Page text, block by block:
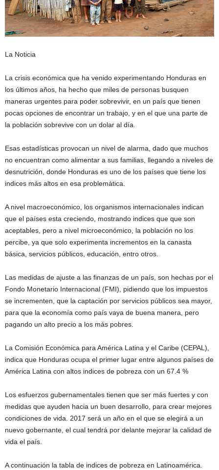
La Noticia
La crisis económica que ha venido experimentando Honduras en
los últimos años, ha hecho que miles de personas busquen
maneras urgentes para poder sobrevivir, en un país que tienen
pocas opciones de encontrar un trabajo, y en el que una parte de
la población sobrevive con un dolar al día.
Esas estadísticas provocan un nivel de alarma, dado que muchos
no encuentran como alimentar a sus familias, llegando a niveles de
desnutrición, donde Honduras es uno de los países que tiene los
indices más altos en esa problemática.
A nivel macroeconómico, los organismos internacionales indican
que el países esta creciendo, mostrando indices que que son
aceptables, pero a nivel microeconómico, la población no los
percibe, ya que solo experimenta incrementos en la canasta
básica, servicios públicos, educación, entro otros.
Las medidas de ajuste a las finanzas de un país, son hechas por el
Fondo Monetario Internacional (FMI), pidiendo que los impuestos
se incrementen, que la captación por servicios públicos sea mayor,
para que la economía como país vaya de buena manera, pero
pagando un alto precio a los más pobres.
La Comisión Económica para América Latina y el Caribe (CEPAL),
indica que Honduras ocupa el primer lugar entre algunos países de
América Latina con altos indices de pobreza con un 67.4 %
Los esfuerzos gubernamentales tienen que ser más fuertes y con
medidas que ayuden hacia un buen desarrollo, para crear mejores
condiciones de vida. 2017 será un año en el que se elegirá a un
nuevo gobernante, el cual tendrá por delante mejorar la calidad de
vida el país.
A continuación la tabla de indices de pobreza en Latinoamérica.